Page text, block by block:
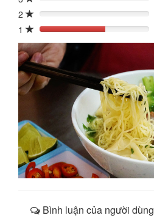
2
0%
1
60%
Bình luận của người dùng